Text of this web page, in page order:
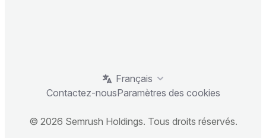
Français
Contactez-nousParamètres des cookies
© 2026 Semrush Holdings. Tous droits réservés.